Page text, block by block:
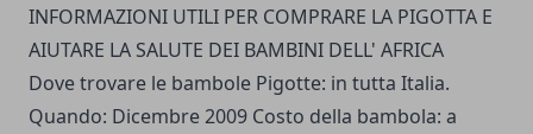
INFORMAZIONI UTILI PER COMPRARE LA PIGOTTA E
AIUTARE LA SALUTE DEI BAMBINI DELL' AFRICA
Dove trovare le bambole Pigotte: in tutta Italia.
Quando: Dicembre 2009 Costo della bambola: a